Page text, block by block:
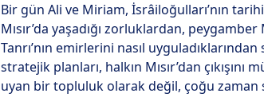
Bir gün Ali ve Miriam, İsrâiloğulları’nın
Mısır’da yaşadığı zorluklardan,
Tanrı’nın emirlerini nasıl
stratejik planları, halkın Mısır’dan
uyan bir topluluk olarak değil, çoğu zaman